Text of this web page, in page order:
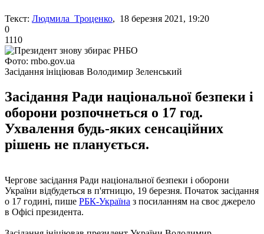
Текст: Людмила Троценко, 18 березня 2021, 19:20
0
1110
Фото: rnbo.gov.ua
Засідання ініціював Володимир Зеленський
Засідання Ради національної безпеки і
оборони розпочнеться о 17 год.
Ухвалення будь-яких сенсаційних
рішень не планується.
Чергове засідання Ради національної безпеки і оборони
України відбудеться в п'ятницю, 19 березня. Початок засідання
о 17 годині, пише РБК-Україна з посиланням на своє джерело
в Офісі президента.